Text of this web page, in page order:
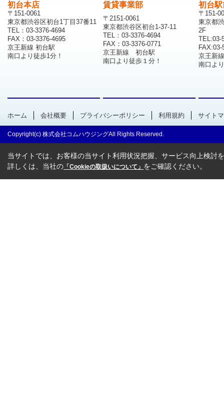
初台本店
〒151-0061
東京都渋谷区初台1丁目37番11
TEL：03-3376-4694
FAX：03-3376-4695
京王新線 初台駅
南口より徒歩1分！
賃貸事業部
〒2151-0061
東京都渋谷区初台1-37-11
TEL：03-3376-4694
FAX：03-3376-0771
京王新線 初台駅
南口より徒歩１分！
初台
〒151-
東京都
2F
TEL:03-
FAX:03-
京王新
南口よ
ホーム 会社概要 プライバシーポリシー 利用規約 サイト
Copyright(c) 株式会社コムハウジングAll Rights Reserved.
当サイトでは、お客様の当サイト利用状況把握、サービス向上検討
詳しくは、当社の 「Cookieの取扱いについて」 をご確認ください。